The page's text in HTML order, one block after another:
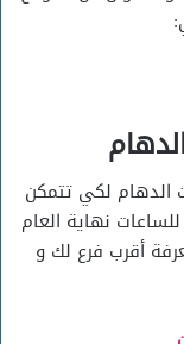
الدهام لكي تتمكن
نهاية العام
أقرب فرع لك و